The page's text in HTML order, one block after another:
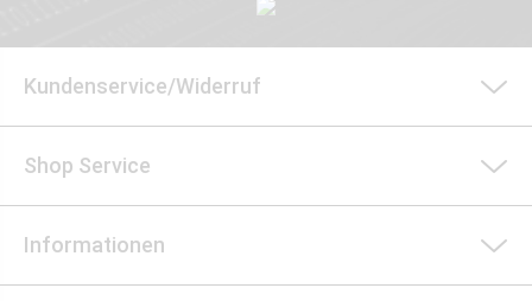
Kundenservice/Widerruf
Shop Service
Informationen